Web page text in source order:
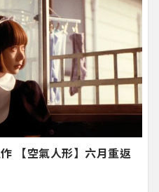
【空氣人形】六月重返